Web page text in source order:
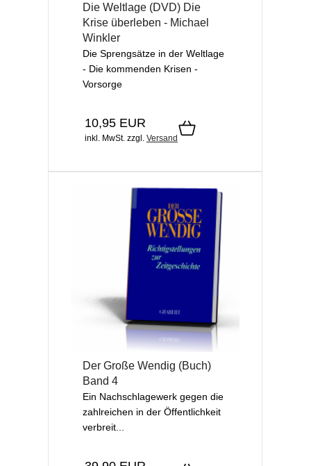
Die Weltlage (DVD) Die
Krise überleben - Michael
Winkler
Die Sprengsätze in der Weltlage
- Die kommenden Krisen -
Vorsorge
10,95 EUR
inkl. MwSt. zzgl. Versand
Der Große Wendig (Buch)
Band 4
Ein Nachschlagewerk gegen die
zahlreichen in der Öffentlichkeit
verbreit...